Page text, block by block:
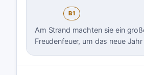
B1
Am Strand machten sie ein
Freudenfeuer, um das neue